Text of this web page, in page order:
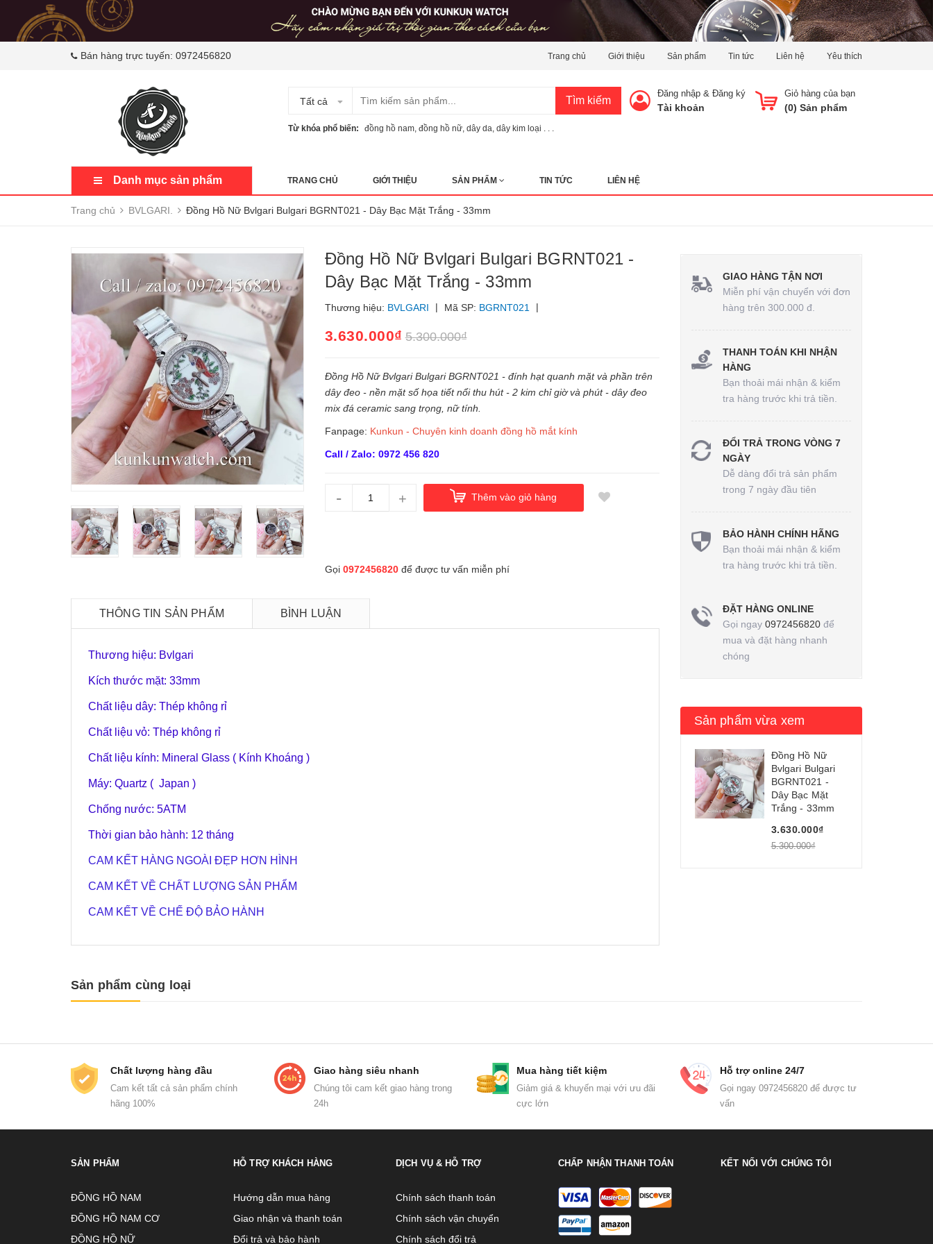
Bán hàng trực tuyến: 0972456820 Trang chủ Giới thiệu Sản phẩm Tin tức Liên hệ Yêu thích
Tất cả Tìm kiếm
Từ khóa phổ biến: đồng hồ nam đồng hồ nữ dây da dây kim loại . . .
Giỏ hàng của bạn
(0) Sản phẩm
Đăng nhập & Đăng ký
Tài khoản
Danh mục sản phẩm TRANG CHỦ GIỚI THIỆU SẢN PHẨM TIN TỨC LIÊN HỆ
Trang chủ BVLGARI. Đồng Hồ Nữ Bvlgari Bulgari BGRNT021 - Dây Bạc Mặt Trắng - 33mm
Đồng Hồ Nữ Bvlgari Bulgari BGRNT021 -
Dây Bạc Mặt Trắng - 33mm
Thương hiệu: BVLGARI | Mã SP: BGRNT021 |
3.630.000₫ 5.300.000₫
Đồng Hồ Nữ Bvlgari Bulgari BGRNT021 - đính hạt quanh mặt và phần trên
dây đeo - nền mặt số họa tiết nổi thu hút - 2 kim chỉ giờ và phút - dây đeo
mix đá ceramic sang trọng, nữ tính.
Fanpage: Kunkun - Chuyên kinh doanh đồng hồ mắt kính
Call / Zalo: 0972 456 820
- + Thêm vào giỏ hàng
Gọi 0972456820để được tư vấn miễn phí
THÔNG TIN SẢN PHẨM BÌNH LUẬN
Thương hiệu: Bvlgari
Kích thước mặt: 33mm
Chất liệu dây: Thép không rỉ
Chất liệu vỏ: Thép không rỉ
Chất liệu kính: Mineral Glass ( Kính Khoáng )
Máy: Quartz ( Japan )
Chống nước: 5ATM
Thời gian bảo hành: 12 tháng
CAM KẾT HÀNG NGOÀI ĐẸP HƠN HÌNH
CAM KẾT VỀ CHẤT LƯỢNG SẢN PHẨM
CAM KẾT VỀ CHẾ ĐỘ BẢO HÀNH
GIAO HÀNG TẬN NƠI
Miễn phí vận chuyển với đơn
hàng trên 300.000 đ.
THANH TOÁN KHI NHẬN
HÀNG
Bạn thoải mái nhận & kiểm
tra hàng trước khi trả tiền.
ĐỔI TRẢ TRONG VÒNG 7
NGÀY
Dễ dàng đổi trả sản phẩm
trong 7 ngày đầu tiên
BẢO HÀNH CHÍNH HÃNG
Bạn thoải mái nhận & kiểm
tra hàng trước khi trả tiền.
ĐẶT HÀNG ONLINE
Gọi ngay 0972456820để
mua và đặt hàng nhanh
chóng
Sản phẩm vừa xem
Đồng Hồ Nữ
Bvlgari Bulgari
BGRNT021 -
Dây Bạc Mặt
Trắng - 33mm
3.630.000₫
5.300.000₫
Sản phẩm cùng loại
Chất lượng hàng đầu
Cam kết tất cả sản phẩm chính
hãng 100%
Giao hàng siêu nhanh
Chúng tôi cam kết giao hàng trong
24h
Mua hàng tiết kiệm
Giảm giá & khuyến mại với ưu đãi
cực lớn
Hỗ trợ online 24/7
Gọi ngay 0972456820 để được tư
vấn
SẢN PHẨM
ĐỒNG HỒ NAM
ĐỒNG HỒ NAM CƠ
ĐỒNG HỒ NỮ
HỖ TRỢ KHÁCH HÀNG
Hướng dẫn mua hàng
Giao nhận và thanh toán
Đổi trả và bảo hành
DỊCH VỤ & HỖ TRỢ
Chính sách thanh toán
Chính sách vận chuyển
Chính sách đổi trả
CHẤP NHẬN THANH TOÁN KẾT NỐI VỚI CHÚNG TÔI